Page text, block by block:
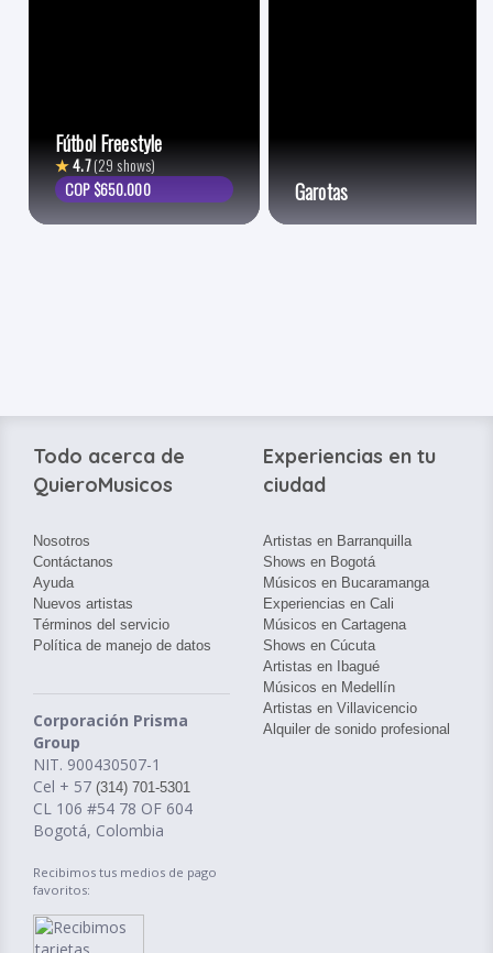
Fútbol Freestyle
★4.7(29 shows)
COP $650.000
Garotas
Todo acerca de
QuieroMusicos
Nosotros
Contáctanos
Ayuda
Nuevos artistas
Términos del servicio
Política de manejo de datos
Corporación Prisma
Group
NIT. 900430507-1
Cel + 57 (314) 701-5301
CL 106 #54 78 OF 604
Bogotá, Colombia
Recibimos tus medios de pago
favoritos:
Experiencias en tu
ciudad
Artistas en Barranquilla
Shows en Bogotá
Músicos en Bucaramanga
Experiencias en Cali
Músicos en Cartagena
Shows en Cúcuta
Artistas en Ibagué
Músicos en Medellín
Artistas en Villavicencio
Alquiler de sonido profesional